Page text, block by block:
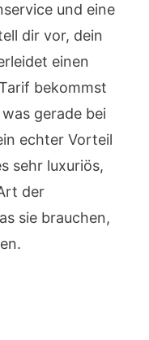
und eine
dir vor, dein
einen
bekommst
gerade bei
echter Vorteil
sehr luxuriös,
der
sie brauchen,